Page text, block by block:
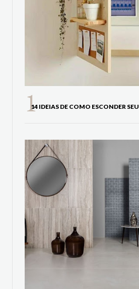
14 IDEIAS DE COMO ESCONDER